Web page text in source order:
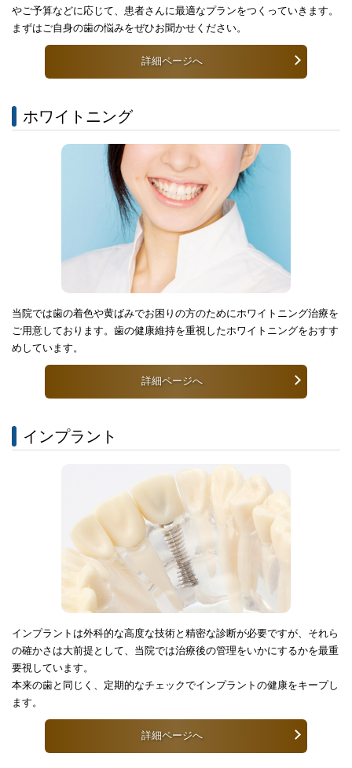
やご予算などに応じて、患者さんに最適なプランをつくっていきます。
まずはご自身の歯の悩みをぜひお聞かせください。
詳細ページへ
ホワイトニング
当院では歯の着色や黄ばみでお困りの方のためにホワイトニング治療を
ご用意しております。歯の健康維持を重視したホワイトニングをおすす
めしています。
詳細ページへ
インプラント
インプラントは外科的な高度な技術と精密な診断が必要ですが、それら
の確かさは大前提として、当院では治療後の管理をいかにするかを最重
要視しています。
本来の歯と同じく、定期的なチェックでインプラントの健康をキープし
ます。
詳細ページへ